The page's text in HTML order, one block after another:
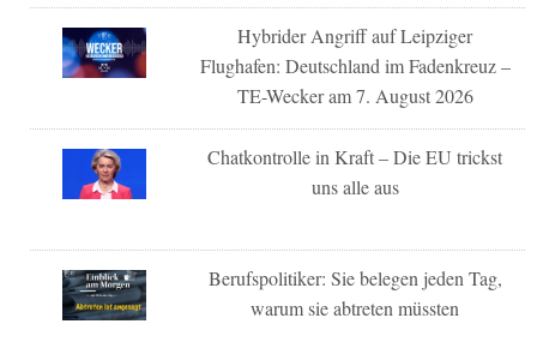
Hybrider Angriff auf Leipziger
Flughafen: Deutschland im Fadenkreuz –
TE-Wecker am 7. August 2026
Chatkontrolle in Kraft – Die EU trickst
uns alle aus
Berufspolitiker: Sie belegen jeden Tag,
warum sie abtreten müssten